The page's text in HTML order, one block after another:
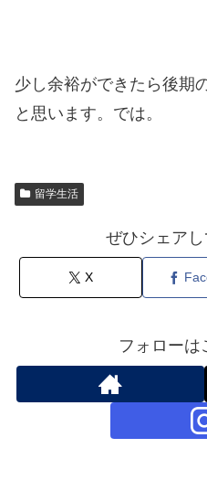
少し余裕ができたら後期
と思います。では。
留学生活
ぜひシェアし
X
フォローは